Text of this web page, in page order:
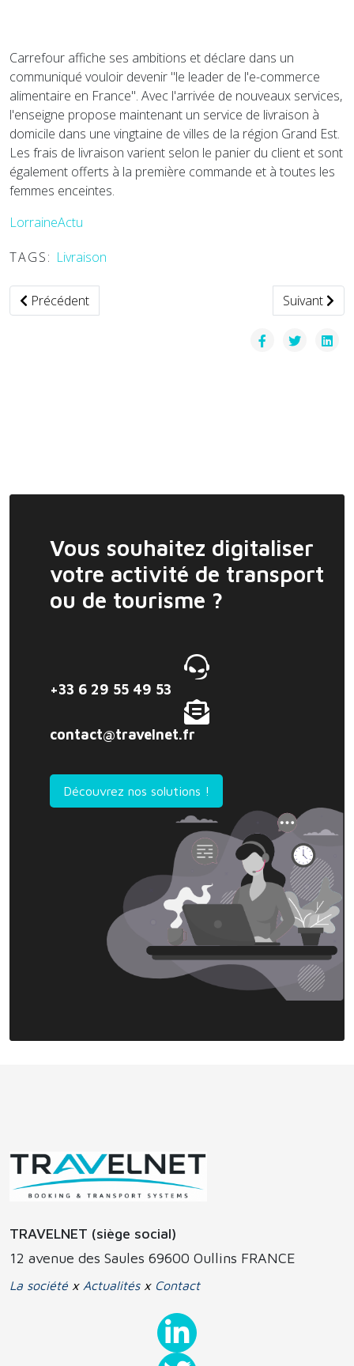
Carrefour affiche ses ambitions et déclare dans un
communiqué vouloir devenir "le leader de l'e-commerce
alimentaire en France". Avec l'arrivée de nouveaux services,
l'enseigne propose maintenant un service de livraison à
domicile dans une vingtaine de villes de la région Grand Est.
Les frais de livraison varient selon le panier du client et sont
également offerts à la première commande et à toutes les
femmes enceintes.
LorraineActu
TAGS: Livraison
Article précédent : Cocolis et Ouibus proposent de
Précédent Article
Suivant
Vous souhaitez digitaliser
votre activité de transport
ou de tourisme ?
+33 6 29 55 49 53
contact@travelnet.fr
Découvrez nos solutions !
TRAVELNET (siège social)
12 avenue des Saules 69600 Oullins FRANCE
La société x Actualitésx Contact